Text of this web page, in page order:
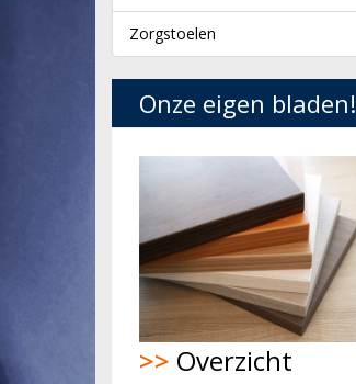
Zorgstoelen
Onze eigen bladen!
>> Overzicht